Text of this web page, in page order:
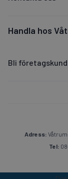
Handla hos
Bli företagskund
Adress:
Tel: